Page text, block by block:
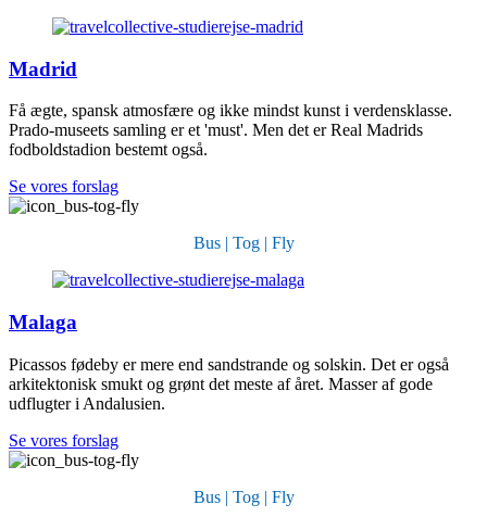
Madrid
Få ægte, spansk atmosfære og ikke mindst kunst i verdensklasse.
Prado-museets samling er et 'must'. Men det er Real Madrids
fodboldstadion bestemt også.
Se vores forslag
Bus | Tog | Fly
Malaga
Picassos fødeby er mere end sandstrande og solskin. Det er også
arkitektonisk smukt og grønt det meste af året. Masser af gode
udflugter i Andalusien.
Se vores forslag
Bus | Tog | Fly